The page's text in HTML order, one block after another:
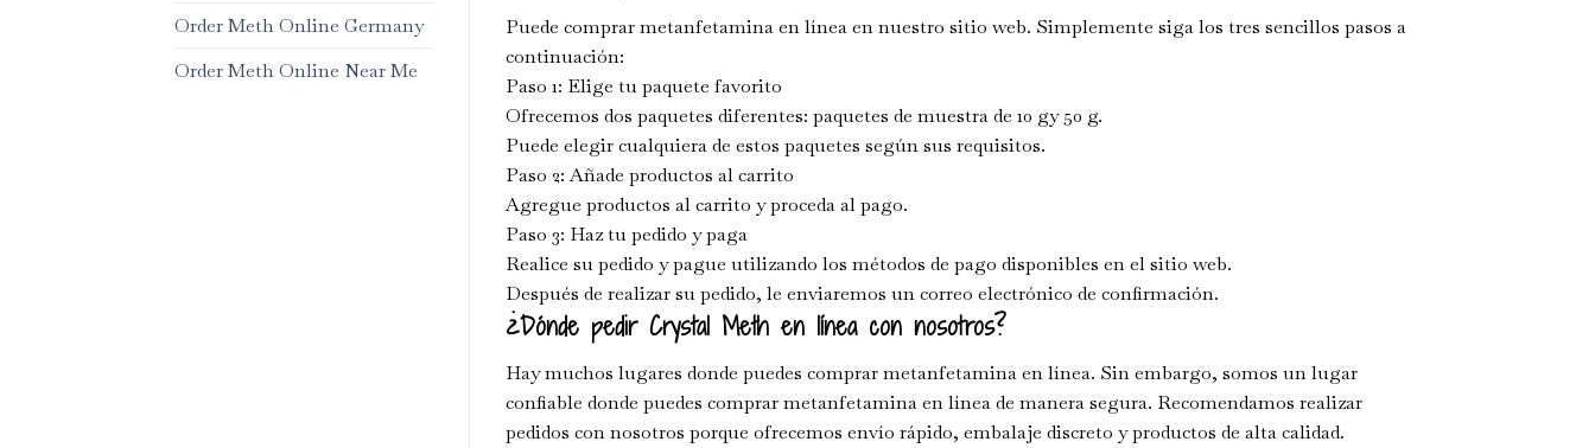
Order Meth Online Germany
Order Meth Online Near Me
Puede comprar metanfetamina en línea en nuestro sitio web. Simplemente siga los tres sencillos pasos a
continuación:
Paso 1: Elige tu paquete favorito
Ofrecemos dos paquetes diferentes: paquetes de muestra de 10 gy 50 g.
Puede elegir cualquiera de estos paquetes según sus requisitos.
Paso 2: Añade productos al carrito
Agregue productos al carrito y proceda al pago.
Paso 3: Haz tu pedido y paga
Realice su pedido y pague utilizando los métodos de pago disponibles en el sitio web.
Después de realizar su pedido, le enviaremos un correo electrónico de confirmación.
¿Dónde pedir Crystal Meth en línea con nosotros?
Hay muchos lugares donde puedes comprar metanfetamina en línea. Sin embargo, somos un lugar
confiable donde puedes comprar metanfetamina en línea de manera segura. Recomendamos realizar
pedidos con nosotros porque ofrecemos envío rápido, embalaje discreto y productos de alta calidad.